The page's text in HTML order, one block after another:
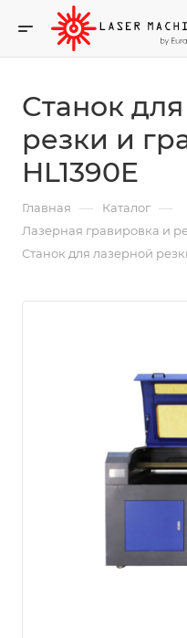
Станок
резки и
HL1390E
Главная — Каталог —
Лазерная гравировка и
Станок для лазерной